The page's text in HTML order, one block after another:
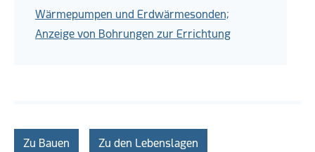
Wärmepumpen und Erdwärmesonden;
Anzeige von Bohrungen zur Errichtung
Zu Bauen Zu den Lebenslagen